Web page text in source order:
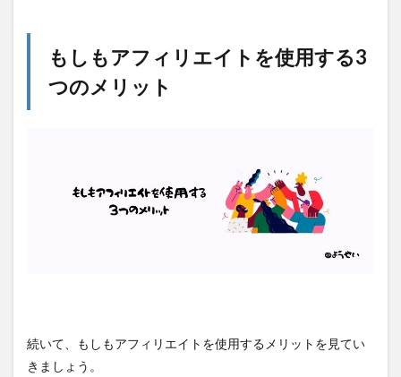
もしもアフィリエイトを使用する3
つのメリット
続いて、もしもアフィリエイトを使用するメリットを見てい
きましょう。